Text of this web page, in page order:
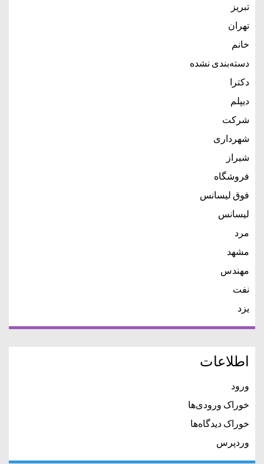
تبریز
تهران
خانم
دسته‌بندی نشده
دکترا
دیپلم
شرکت
شهرداری
شیراز
فروشگاه
فوق لیسانس
لیسانس
مرد
مشهد
مهندس
نفت
یزد
اطلاعات
ورود
خوراک ورودی‌ها
خوراک دیدگاه‌ها
وردپرس